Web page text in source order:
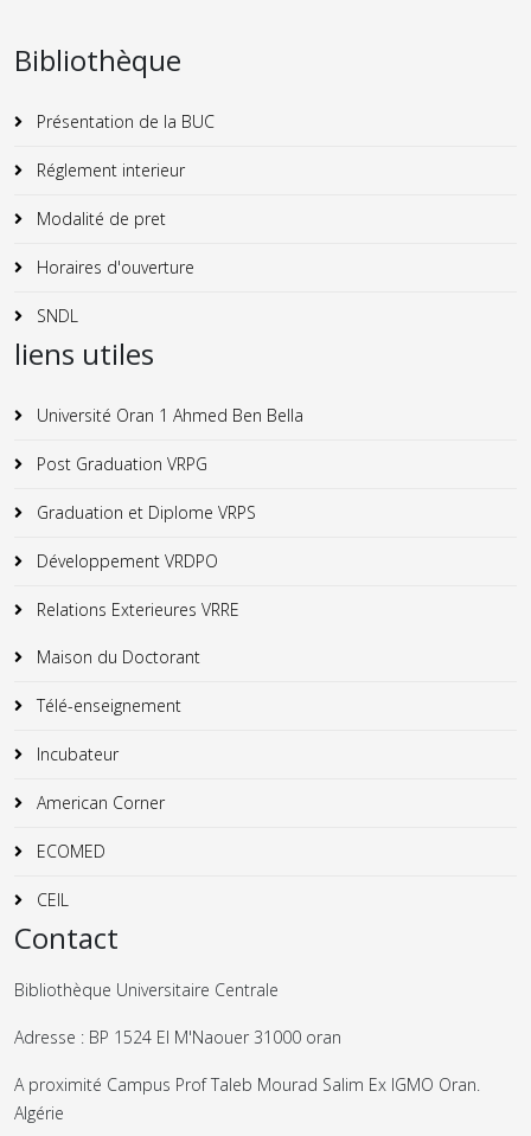
Bibliothèque
Présentation de la BUC
Réglement interieur
Modalité de pret
Horaires d'ouverture
SNDL
liens utiles
Université Oran 1 Ahmed Ben Bella
Post Graduation VRPG
Graduation et Diplome VRPS
Développement VRDPO
Relations Exterieures VRRE
Maison du Doctorant
Télé-enseignement
Incubateur
American Corner
ECOMED
CEIL
Contact
Bibliothèque Universitaire Centrale
Adresse : BP 1524 El M'Naouer 31000 oran
A proximité Campus Prof Taleb Mourad Salim Ex IGMO Oran.
Algérie